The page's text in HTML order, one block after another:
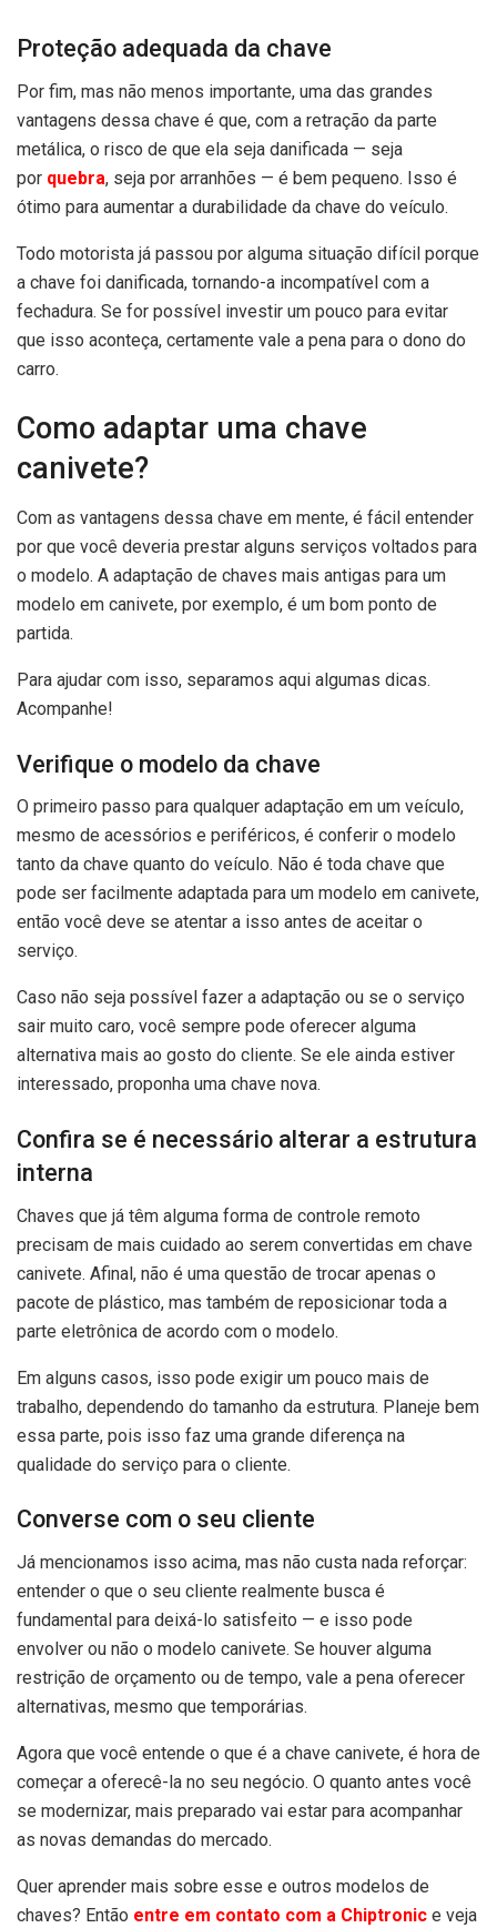
Proteção adequada da chave
Por fim, mas não menos importante, uma das grandes
vantagens dessa chave é que, com a retração da parte
metálica, o risco de que ela seja danificada — seja
por quebra, seja por arranhões — é bem pequeno. Isso é
ótimo para aumentar a durabilidade da chave do veículo.
Todo motorista já passou por alguma situação difícil porque
a chave foi danificada, tornando-a incompatível com a
fechadura. Se for possível investir um pouco para evitar
que isso aconteça, certamente vale a pena para o dono do
carro.
Como adaptar uma chave
canivete?
Com as vantagens dessa chave em mente, é fácil entender
por que você deveria prestar alguns serviços voltados para
o modelo. A adaptação de chaves mais antigas para um
modelo em canivete, por exemplo, é um bom ponto de
partida.
Para ajudar com isso, separamos aqui algumas dicas.
Acompanhe!
Verifique o modelo da chave
O primeiro passo para qualquer adaptação em um veículo,
mesmo de acessórios e periféricos, é conferir o modelo
tanto da chave quanto do veículo. Não é toda chave que
pode ser facilmente adaptada para um modelo em canivete,
então você deve se atentar a isso antes de aceitar o
serviço.
Caso não seja possível fazer a adaptação ou se o serviço
sair muito caro, você sempre pode oferecer alguma
alternativa mais ao gosto do cliente. Se ele ainda estiver
interessado, proponha uma chave nova.
Confira se é necessário alterar a estrutura
interna
Chaves que já têm alguma forma de controle remoto
precisam de mais cuidado ao serem convertidas em chave
canivete. Afinal, não é uma questão de trocar apenas o
pacote de plástico, mas também de reposicionar toda a
parte eletrônica de acordo com o modelo.
Em alguns casos, isso pode exigir um pouco mais de
trabalho, dependendo do tamanho da estrutura. Planeje bem
essa parte, pois isso faz uma grande diferença na
qualidade do serviço para o cliente.
Converse com o seu cliente
Já mencionamos isso acima, mas não custa nada reforçar:
entender o que o seu cliente realmente busca é
fundamental para deixá-lo satisfeito — e isso pode
envolver ou não o modelo canivete. Se houver alguma
restrição de orçamento ou de tempo, vale a pena oferecer
alternativas, mesmo que temporárias.
Agora que você entende o que é a chave canivete, é hora de
começar a oferecê-la no seu negócio. O quanto antes você
se modernizar, mais preparado vai estar para acompanhar
as novas demandas do mercado.
Quer aprender mais sobre esse e outros modelos de
chaves? Então entre em contato com a Chiptronic e veja